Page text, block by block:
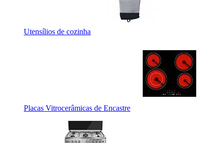
Utensílios de cozinha
Placas Vitrocerâmicas de Encastre